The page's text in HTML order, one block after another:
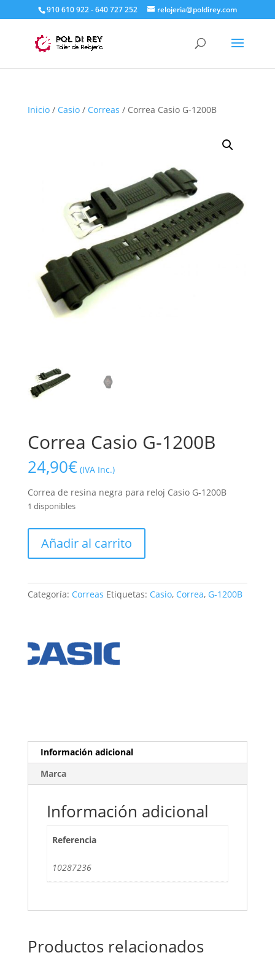
910 610 922 - 640 727 252 relojeria@poldirey.com
Inicio/ Casio/ Correas / Correa Casio G-1200B
Correa Casio G-1200B
24,90€ (IVA Inc.)
Correa de resina negra para reloj Casio G-1200B
1 disponibles
Casio
G-
cantidad
Añadir al carrito
Categoría: Correas Etiquetas: Casio, Correa, G-1200B
Información adicional
Marca
Información adicional
Referencia
10287236
Productos relacionados